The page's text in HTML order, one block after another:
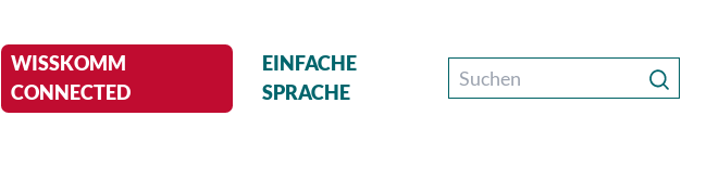
WISSKOMM
CONNECTED
EINFACHE
SPRACHE